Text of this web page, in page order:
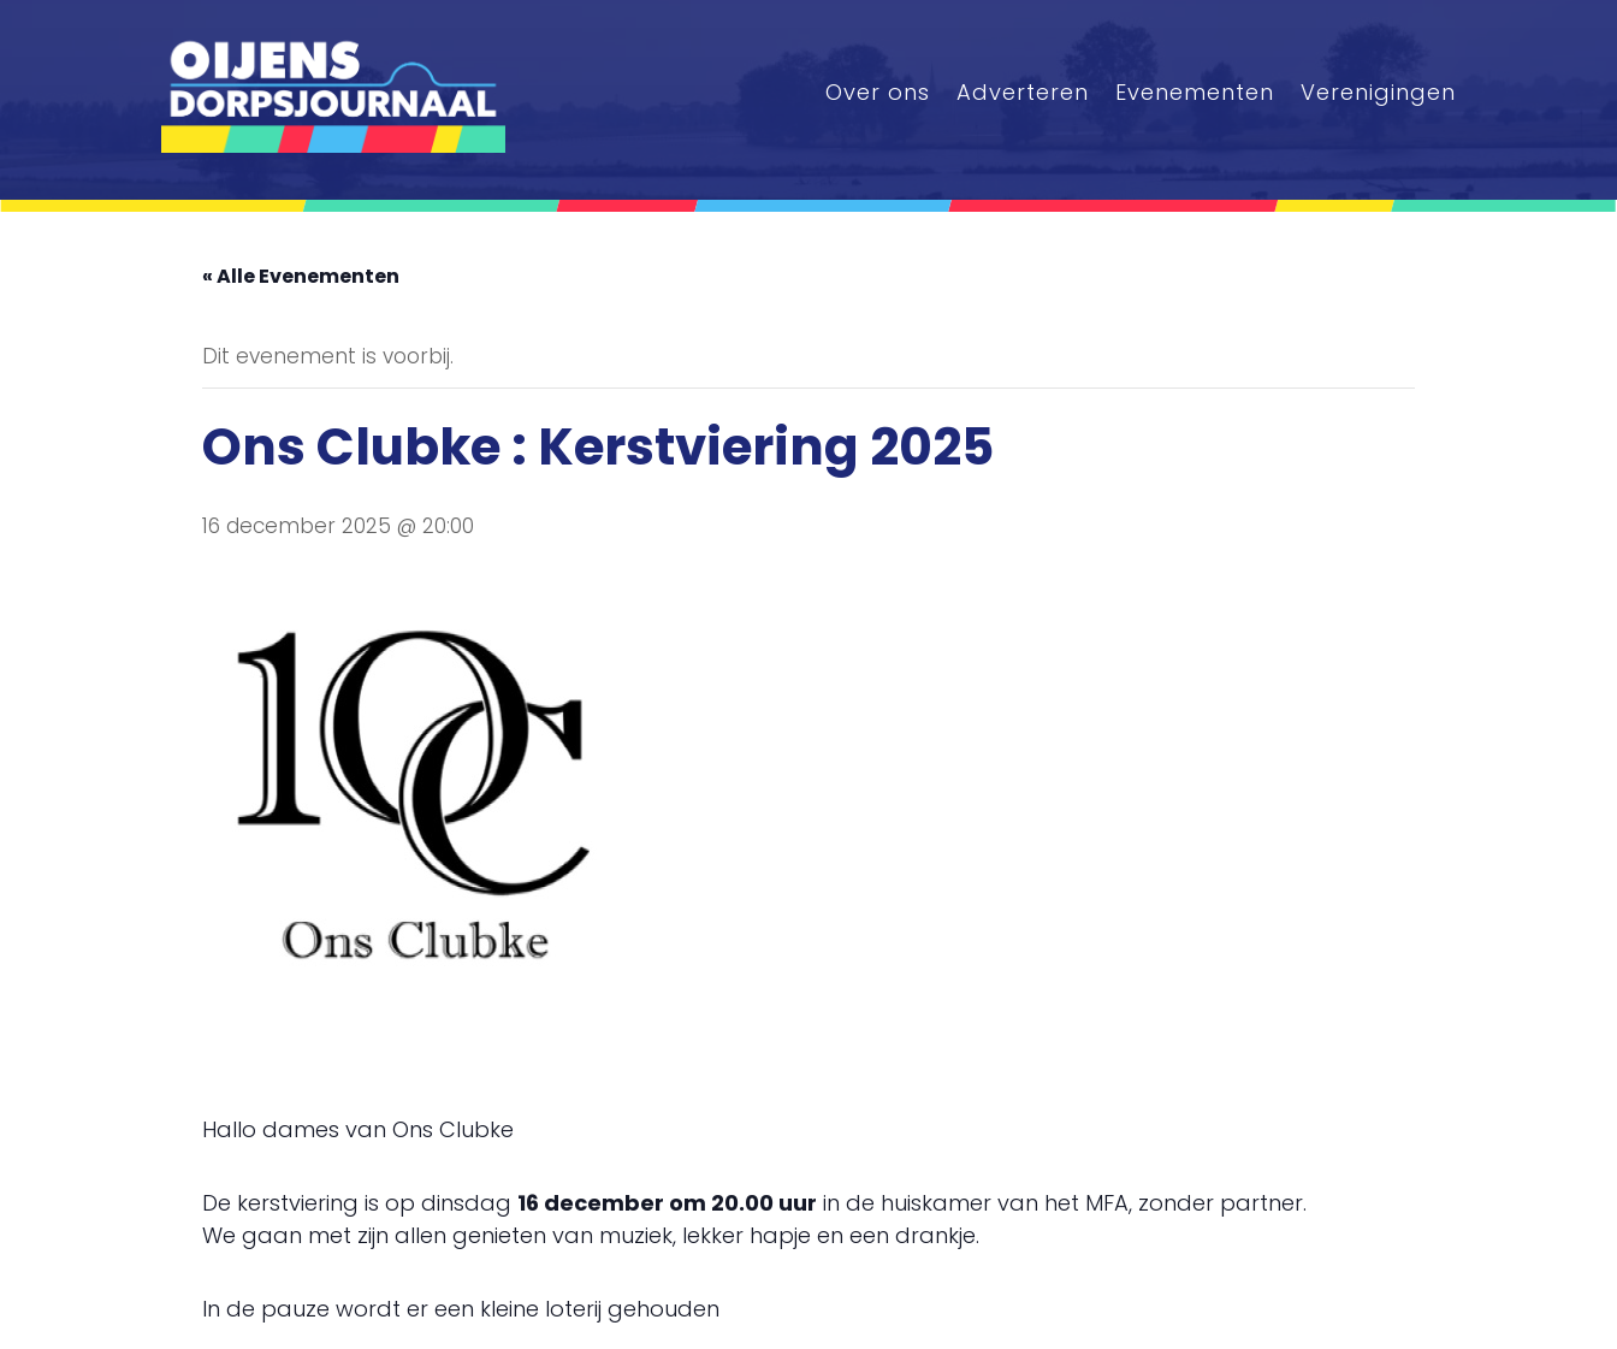
Over ons Adverteren Evenementen Verenigingen
« Alle Evenementen
Dit evenement is voorbij.
Ons Clubke : Kerstviering 2025
16 december 2025 @ 20:00
Hallo dames van Ons Clubke
De kerstviering is op dinsdag 16 december om 20.00 uur in de huiskamer van het MFA, zonder partner.
We gaan met zijn allen genieten van muziek, lekker hapje en een drankje.
In de pauze wordt er een kleine loterij gehouden